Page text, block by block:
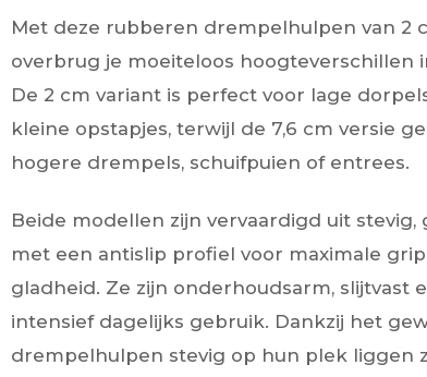
Met deze rubberen drempelhulpen van 2
overbrug je moeiteloos hoogteverschillen
De 2 cm variant is perfect voor lage
kleine opstapjes, terwijl de 7,6 cm versie
hogere drempels, schuifpuien of entrees.
Beide modellen zijn vervaardigd uit
met een antislip profiel voor maximale
gladheid. Ze zijn onderhoudsarm, slijtvast
intensief dagelijks gebruik. Dankzij het
drempelhulpen stevig op hun plek liggen